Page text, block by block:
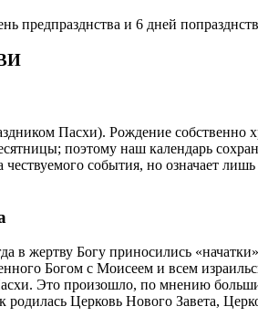
предпразднства и 6 дней
Пасхи). Рождение собственно
поэтому наш календарь
события, но означает лишь
в жертву Богу приносились
Богом с Моисеем и всем
Это произошло, по мнению
Церковь Нового Завета,